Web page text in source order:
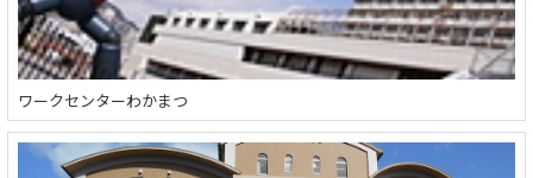
ワークセンターわかまつ